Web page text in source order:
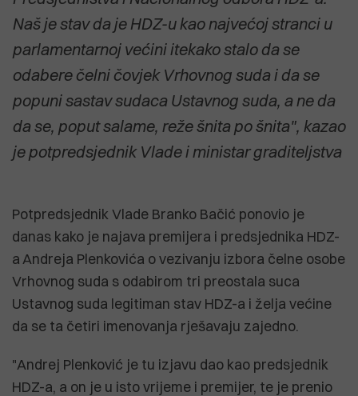
Naš je stav da je HDZ-u kao najvećoj stranci u
parlamentarnoj većini itekako stalo da se
odabere čelni čovjek Vrhovnog suda i da se
popuni sastav sudaca Ustavnog suda, a ne da
da se, poput salame, reže šnita po šnita", kazao
je potpredsjednik Vlade i ministar graditeljstva
Potpredsjednik Vlade Branko Bačić ponovio je
danas kako je najava premijera i predsjednika HDZ-
a Andreja Plenkovića o vezivanju izbora čelne osobe
Vrhovnog suda s odabirom tri preostala suca
Ustavnog suda legitiman stav HDZ-a i želja većine
da se ta četiri imenovanja rješavaju zajedno.
"Andrej Plenković je tu izjavu dao kao predsjednik
HDZ-a, a on je u isto vrijeme i premijer, te je prenio